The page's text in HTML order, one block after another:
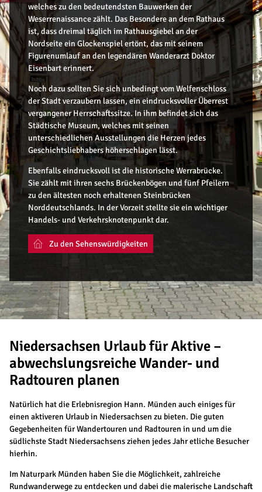
© Hann. Münden Marketing GmbH, Y-Site
welches zu den bedeutendsten Bauwerken der
Weserrenaissance zählt. Das Besondere an dem Rathaus
ist, dass dreimal täglich im Rathausgiebel an der
Nordseite ein Glockenspiel ertönt, das mit seinem
Figurenumlauf an den legendären Wanderarzt Doktor
Eisenbart erinnert.
Noch dazu sollten Sie sich unbedingt vom Welfenschloss
der Stadt verzaubern lassen, ein eindrucksvoller Überrest
vergangener Herrschaftssitze. In ihm befindet sich das
Städtische Museum, welches mit seinen
unterschiedlichen Ausstellungen die Herzen jedes
Geschichtsliebhabers höherschlagen lässt.
Ebenfalls eindrucksvoll ist die historische Werrabrücke.
Sie zählt mit ihren sechs Brückenbögen und fünf Pfeilern
zu den ältesten noch erhaltenen Steinbrücken
Norddeutschlands. In der Vorzeit stellte sie ein wichtiger
Handels- und Verkehrsknotenpunkt dar.
Zu den Sehenswürdigkeiten
Niedersachsen Urlaub für Aktive –
abwechslungsreiche Wander- und
Radtouren planen
Natürlich hat die Erlebnisregion Hann. Münden auch einiges für
einen aktiveren Urlaub in Niedersachsen zu bieten. Die guten
Gegebenheiten für Wandertouren und Radtouren in und um die
südlichste Stadt Niedersachsens ziehen jedes Jahr etliche Besucher
hierhin.
Im Naturpark Münden haben Sie die Möglichkeit, zahlreiche
Rundwanderwege zu entdecken und dabei die malerische Landschaft